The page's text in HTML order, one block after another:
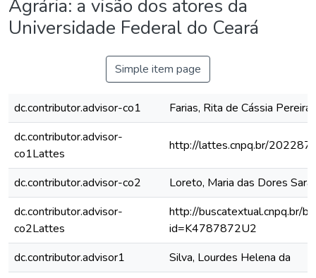
Agrária: a visão dos atores da
Universidade Federal do Ceará
Simple item page
dc.contributor.advisor-co1
Farias, Rita de Cássia Pereira
dc.contributor.advisor-
co1Lattes
http://lattes.cnpq.br/
dc.contributor.advisor-co2
Loreto, Maria das Dores
dc.contributor.advisor-
co2Lattes
http://buscatextual.cnpq.br/
id=K4787872U2
dc.contributor.advisor1
Silva, Lourdes Helena da